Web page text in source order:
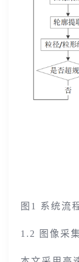
图1 系统流
1.2 图像采集